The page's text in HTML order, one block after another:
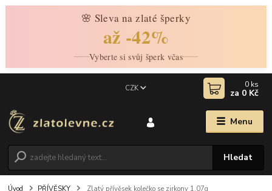
🌸 Sleva na zlaté šperky
až -42%
Vyberte si svůj šperk včas
Menu
CZK
Hledat
0 ks
za 0 Kč
Úvod PŘÍVĚSKY Zlatý přívěsek kolečko se zirkony 1,07g